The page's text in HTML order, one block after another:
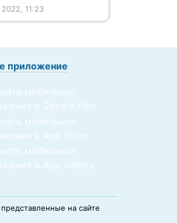
11:23
приложение
на сайте